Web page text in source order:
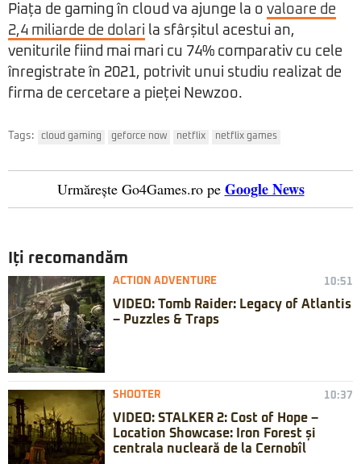
Piața de gaming în cloud va ajunge la o valoare de
2,4 miliarde de dolari la sfârșitul acestui an,
veniturile fiind mai mari cu 74% comparativ cu cele
înregistrate în 2021, potrivit unui studiu realizat de
firma de cercetare a pieței Newzoo.
Tags: cloud gaming geforce now netflix netflix games
Urmărește Go4Games.ro pe Google News
Iți recomandăm
ACTION ADVENTURE 10:51
VIDEO: Tomb Raider: Legacy of Atlantis
– Puzzles & Traps
SHOOTER 10:37
VIDEO: STALKER 2: Cost of Hope –
Location Showcase: Iron Forest și
centrala nucleară de la Cernobîl